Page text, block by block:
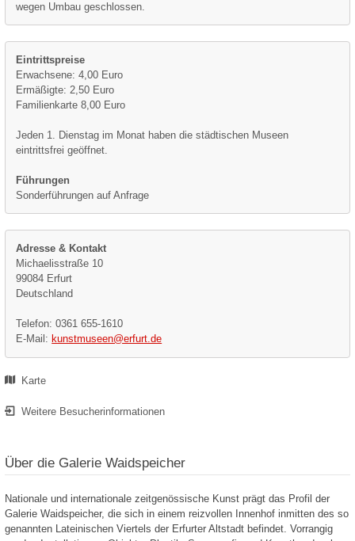
wegen Umbau geschlossen.
Eintrittspreise
Erwachsene: 4,00 Euro
Ermäßigte: 2,50 Euro
Familienkarte 8,00 Euro
Jeden 1. Dienstag im Monat haben die städtischen Museen
eintrittsfrei geöffnet.
Führungen
Sonderführungen auf Anfrage
Adresse & Kontakt
Michaelisstraße 10
99084 Erfurt
Deutschland
Telefon: 0361 655-1610
E-Mail: kunstmuseen@erfurt.de
Karte
Weitere Besucherinformationen
Über die Galerie Waidspeicher
Nationale und internationale zeitgenössische Kunst prägt das Profil der
Galerie Waidspeicher, die sich in einem reizvollen Innenhof inmitten des so
genannten Lateinischen Viertels der Erfurter Altstadt befindet. Vorrangig